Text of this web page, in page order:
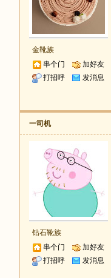
金靴族
串个门
加好友
打招呼
发消息
一司机
钻石靴族
串个门
加好友
打招呼
发消息